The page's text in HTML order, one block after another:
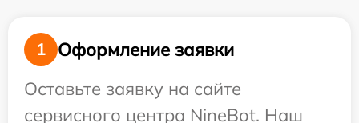
1
Оформление заявки
Оставьте заявку на сайте
сервисного центра NineBot. Наш